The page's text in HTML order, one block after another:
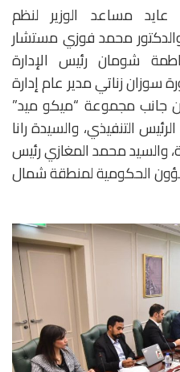
عايد مساعد الوزير لنظم
محمد فوزي مستشار
شومان رئيس الإدارة
سوزان زناتي مدير عام إدارة
جانب مجموعة “ميكو ميد”
التنفيذي، والسيدة رانا
والسيد محمد المغازي رئيس
الحكومية لمنطقة شمال